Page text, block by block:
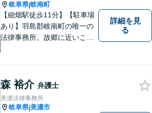
岐阜県|岐南町
【細畑駅徒歩11分】【駐車場
あり】羽島郡岐南町の唯一の
法律事務所。故郷に近いこの
弁護士という垣根を超えて、
良きパートナーとして貢献し
ます。【会社勤務経験あり】
詳細を見
る
森 裕介 弁護士
美濃法律事務所
岐阜県|美濃市